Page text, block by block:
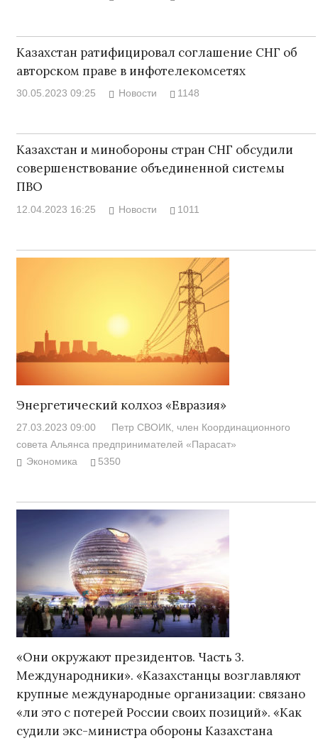
Казахстан ратифицировал соглашение СНГ об
авторском праве в инфотелекомсетях
30.05.2023 09:25 Новости 1148
Казахстан и минобороны стран СНГ обсудили
совершенствование объединенной системы
ПВО
12.04.2023 16:25 Новости 1011
Энергетический колхоз «Евразия»
27.03.2023 09:00
Петр СВОИК, член Координационного
совета Альянса предпринимателей «Парасат»
Экономика
5350
«Они окружают президентов. Часть 3.
Международники». «Казахстанцы возглавляют
крупные международные организации: связано
«ли это с потерей России своих позиций». «Как
судили экс-министра обороны Казахстана